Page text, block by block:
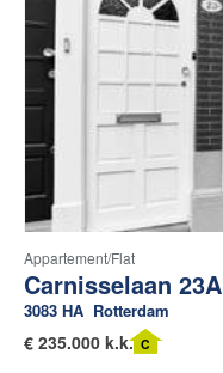
Appartement/flat
Carnisselaan 23A
3083 HA Rotterdam
€ 235.000 k.k. C